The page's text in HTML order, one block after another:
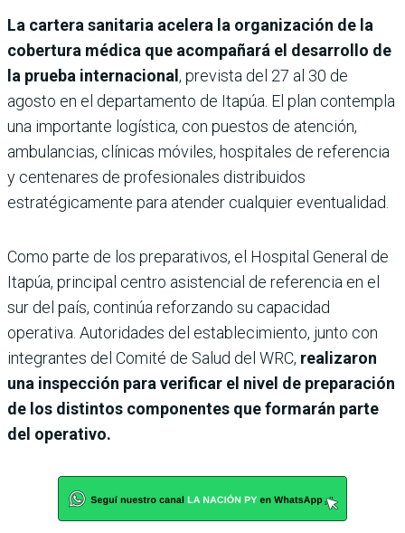
La cartera sanitaria acelera la organización de la
cobertura médica que acompañará el desarrollo de
la prueba internacional , prevista del 27 al 30 de
agosto en el departamento de Itapúa. El plan contempla
una importante logística, con puestos de atención,
ambulancias, clínicas móviles, hospitales de referencia
y centenares de profesionales distribuidos
estratégicamente para atender cualquier eventualidad.
Como parte de los preparativos, el Hospital General de
Itapúa, principal centro asistencial de referencia en el
sur del país, continúa reforzando su capacidad
operativa. Autoridades del establecimiento, junto con
integrantes del Comité de Salud del WRC, realizaron
una inspección para verificar el nivel de preparación
de los distintos componentes que formarán parte
del operativo.